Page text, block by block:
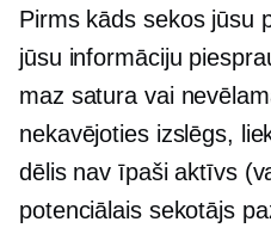
Pirms kāds sekos jūsu
jūsu informāciju
maz satura vai
nekavējoties izslēgs,
dēlis nav īpaši aktīvs
potenciālais sekotājs